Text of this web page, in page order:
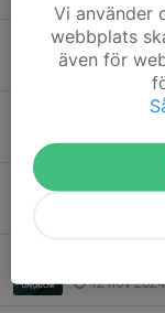
16 jun 2025
9 jun 2025
12 nov
Vi använder
webbplats
även för